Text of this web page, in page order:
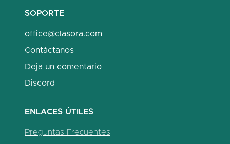
SOPORTE
office@clasora.com
Contáctanos
Deja un comentario
Discord
ENLACES ÚTILES
Preguntas Frecuentes